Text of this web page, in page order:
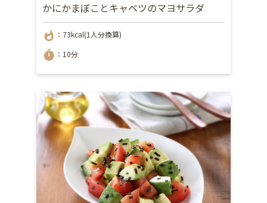
かにかまぼことキャベツのマヨサラダ
whatshot ：73kcal(1人分換算)
timer ：10分